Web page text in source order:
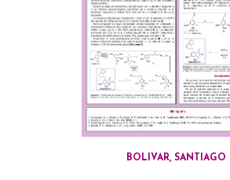
BOLIVAR, SANTIAGO